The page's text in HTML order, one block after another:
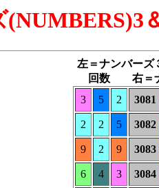
左＝ナンバー
回数 右＝
3
5 2 3081
2 2 5 3082
9 2 9 3083
6 4 3 3084